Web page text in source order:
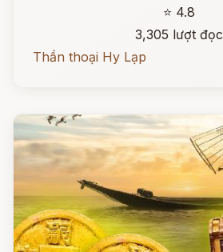
⭐ 4.8
3,305 lượt đọc
Thần thoại Hy Lạp